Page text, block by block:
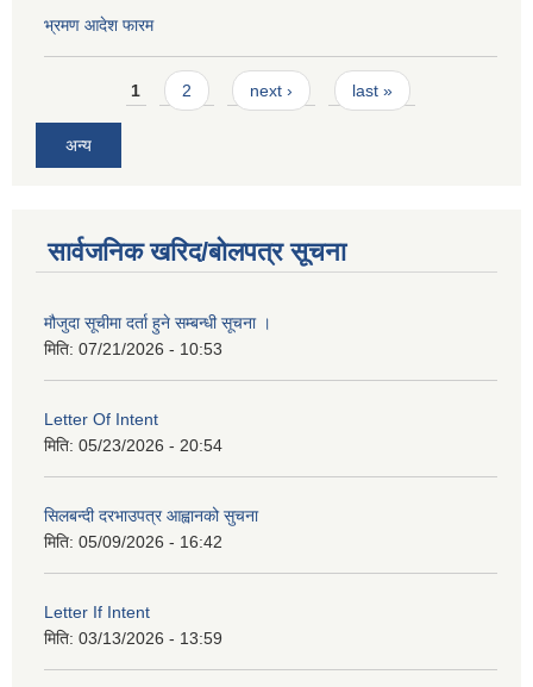
भ्रमण आदेश फारम
Pages1 2 next › last »
अन्य
सार्वजनिक खरिद/बोलपत्र सूचना
मौजुदा सूचीमा दर्ता हुने सम्बन्धी सूचना ।
मिति: 07/21/2026 - 10:53
Letter Of Intent
मिति: 05/23/2026 - 20:54
सिलबन्दी दरभाउपत्र आह्वानको सुचना
मिति: 05/09/2026 - 16:42
Letter If Intent
मिति: 03/13/2026 - 13:59